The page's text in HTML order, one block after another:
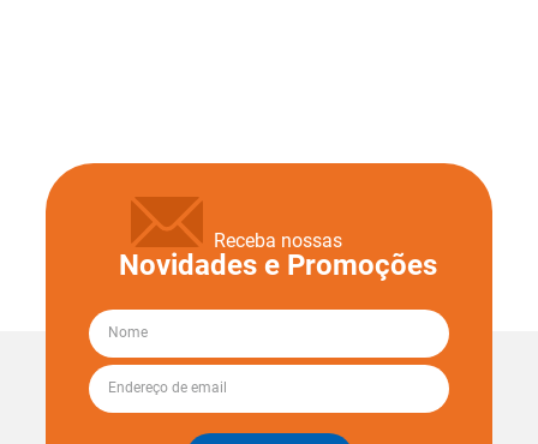
Receba nossas
Novidades e Promoções